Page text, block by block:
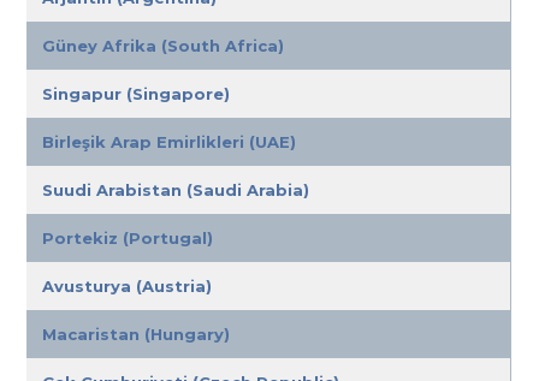
Güney Afrika (South Africa)
Singapur (Singapore)
Birleşik Arap Emirlikleri (UAE)
Suudi Arabistan (Saudi Arabia)
Portekiz (Portugal)
Avusturya (Austria)
Macaristan (Hungary)